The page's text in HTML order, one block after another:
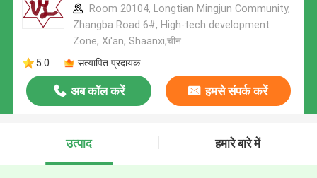
Room 20104, Longtian Mingjun Community,
Zhangba Road 6#, High-tech development
Zone, Xi'an, Shaanxi,चीन
5.0
सत्यापित प्रदायक
अब कॉल करें हमसे संपर्क करें
उत्पाद हमारे बारे में